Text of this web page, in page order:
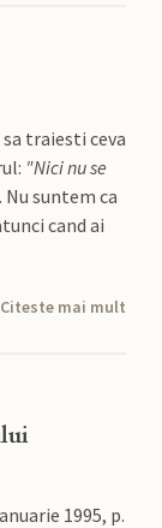
traiesti ceva
"Nici nu se
. Nu suntem ca
cand ai
Citeste mai mult
1995, p.